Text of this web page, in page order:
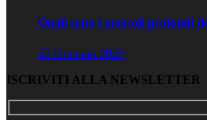
Quali sono i muscoli profondi
20 Gennaio 2026
ISCRIVITI ALLA NEWSLETTER